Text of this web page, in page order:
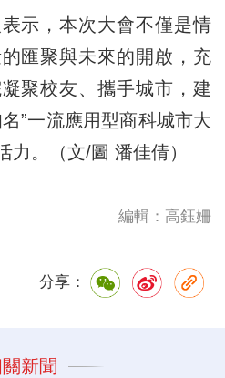
，本次大會不僅是情
匯聚與未來的開啟，充
聚校友、攜手城市，建
”一流應用型商科城市大
力。（文/圖 潘佳倩）
編輯：高鈺姍
分享：
新聞